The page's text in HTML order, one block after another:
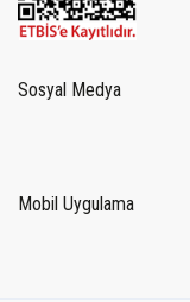
Sosyal Medya
Mobil Uygulama